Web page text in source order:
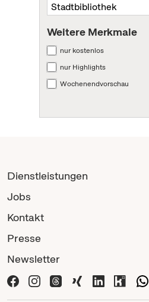
Weitere Merkmale
nur kostenlos
nur Highlights
Wochenendvorschau
Dienstleistungen
Jobs
Kontakt
Presse
Newsletter